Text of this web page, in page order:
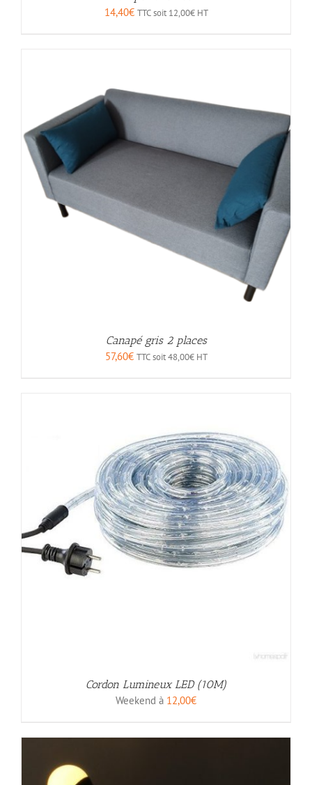
14,40€ TTC soit 12,00€HT
Canapé gris 2 places
57,60€ TTC soit48,00€HT
Cordon Lumineux LED (10M)
Weekend à 12,00€